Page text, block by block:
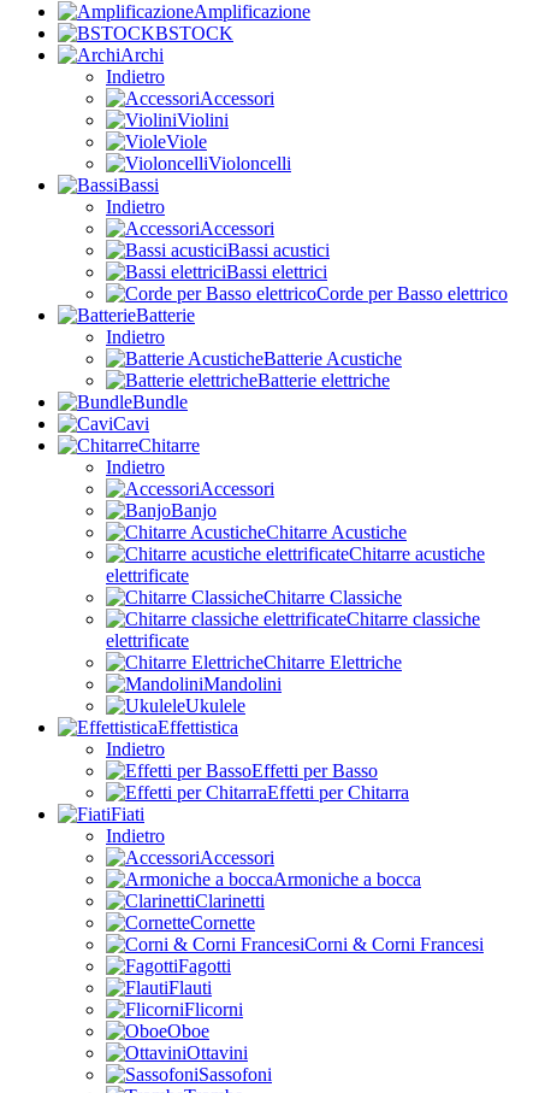
Amplificazione
BSTOCK
Archi
Indietro
Accessori
Violini
Viole
Violoncelli
Bassi
Indietro
Accessori
Bassi acustici
Bassi elettrici
Corde per Basso elettrico
Batterie
Indietro
Batterie Acustiche
Batterie elettriche
Bundle
Cavi
Chitarre
Indietro
Accessori
Banjo
Chitarre Acustiche
Chitarre acustiche
elettrificate
Chitarre Classiche
Chitarre classiche
elettrificate
Chitarre Elettriche
Mandolini
Ukulele
Effettistica
Indietro
Effetti per Basso
Effetti per Chitarra
Fiati
Indietro
Accessori
Armoniche a bocca
Clarinetti
Cornette
Corni & Corni Francesi
Fagotti
Flauti
Flicorni
Oboe
Ottavini
Sassofoni